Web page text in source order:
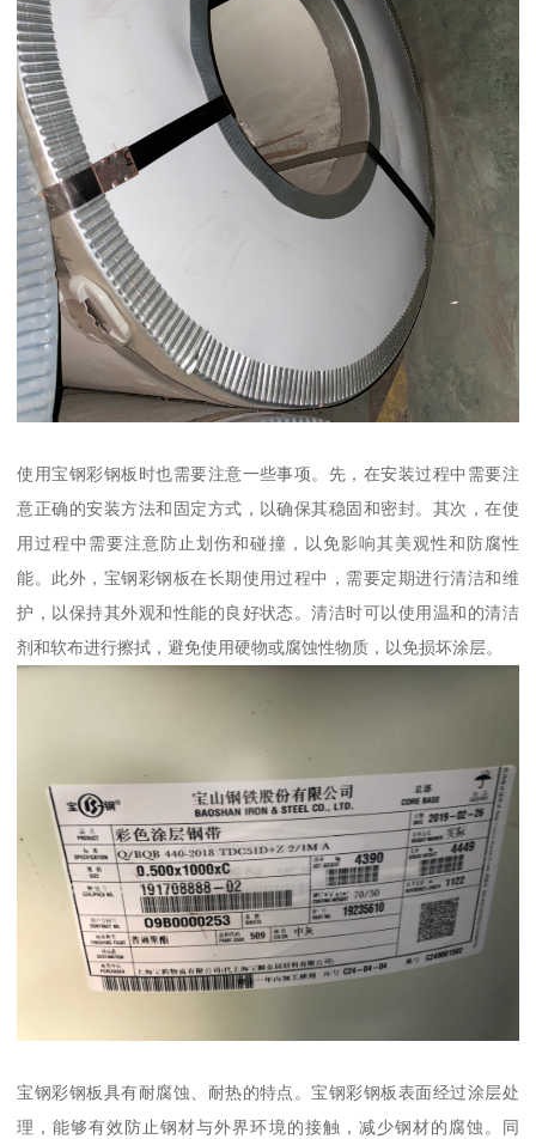
使用宝钢彩钢板时也需要注意一些事项。先，在安装过程中需要注
意正确的安装方法和固定方式，以确保其稳固和密封。其次，在使
用过程中需要注意防止划伤和碰撞，以免影响其美观性和防腐性
能。此外，宝钢彩钢板在长期使用过程中，需要定期进行清洁和维
护，以保持其外观和性能的良好状态。清洁时可以使用温和的清洁
剂和软布进行擦拭，避免使用硬物或腐蚀性物质，以免损坏涂层。
宝钢彩钢板具有耐腐蚀、耐热的特点。宝钢彩钢板表面经过涂层处
理，能够有效防止钢材与外界环境的接触，减少钢材的腐蚀。同